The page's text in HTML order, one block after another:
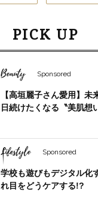
PICK UP
Beauty Sponsored
【高垣麗子さん愛用】
日続けたくなる〝美肌想
Lifestyle Sponsored
学校も遊びもデジタル化
れ目をどうケアする!?